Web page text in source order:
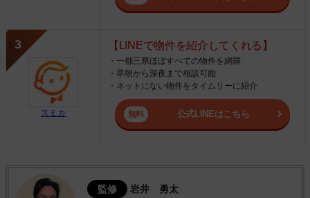
スミカ
【LINEで物件を紹介してくれる】
・一都三県ほぼすべての物件を網羅
・早朝から深夜まで相談可能
・ネットにない物件をタイムリーに紹介
公式LINEはこちら
監修 岩井 勇太